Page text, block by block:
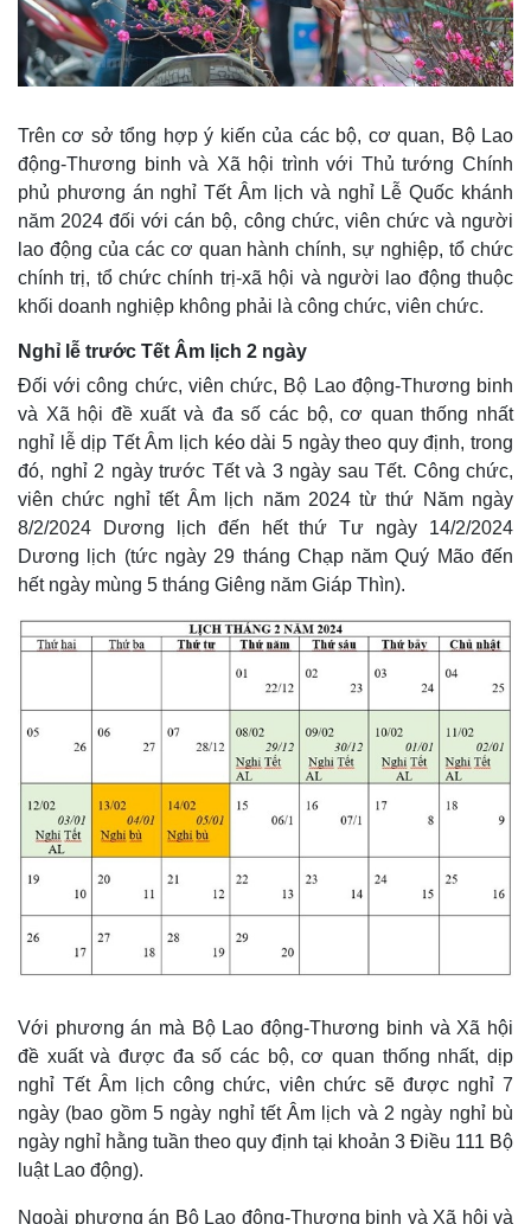
Thế giới
Quan sát
Cuộc sống đó đây
Hồ sơ
Multimedia
Video
E-Magazine
Infographic
Trên cơ sở tổng hợp ý kiến của các bộ, cơ quan, Bộ Lao
động-Thương binh và Xã hội trình với Thủ tướng Chính
phủ phương án nghỉ Tết Âm lịch và nghỉ Lễ Quốc khánh
năm 2024 đối với cán bộ, công chức, viên chức và người
lao động của các cơ quan hành chính, sự nghiệp, tổ chức
chính trị, tổ chức chính trị-xã hội và người lao động thuộc
khối doanh nghiệp không phải là công chức, viên chức.
Nghỉ lễ trước Tết Âm lịch 2 ngày
Đối với công chức, viên chức, Bộ Lao động-Thương binh
và Xã hội đề xuất và đa số các bộ, cơ quan thống nhất
nghỉ lễ dịp Tết Âm lịch kéo dài 5 ngày theo quy định, trong
đó, nghỉ 2 ngày trước Tết và 3 ngày sau Tết. Công chức,
viên chức nghỉ tết Âm lịch năm 2024 từ thứ Năm ngày
8/2/2024 Dương lịch đến hết thứ Tư ngày 14/2/2024
Dương lịch (tức ngày 29 tháng Chạp năm Quý Mão đến
hết ngày mùng 5 tháng Giêng năm Giáp Thìn).
Với phương án mà Bộ Lao động-Thương binh và Xã hội
đề xuất và được đa số các bộ, cơ quan thống nhất, dịp
nghỉ Tết Âm lịch công chức, viên chức sẽ được nghỉ 7
ngày (bao gồm 5 ngày nghỉ tết Âm lịch và 2 ngày nghỉ bù
ngày nghỉ hằng tuần theo quy định tại khoản 3 Điều 111 Bộ
luật Lao động).
Ngoài phương án Bộ Lao động-Thương binh và Xã hội và